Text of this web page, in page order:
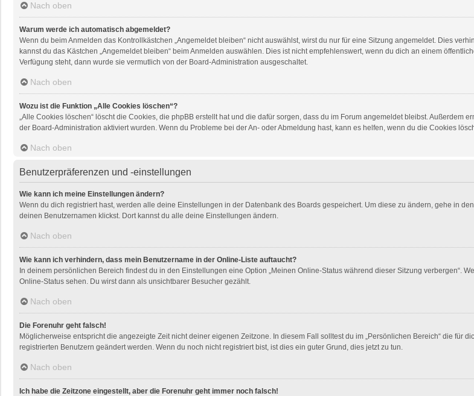
Nach oben
Warum werde ich automatisch abgemeldet?
Wenn du beim Anmelden das Kontrollkästchen „Angemeldet bleiben“ nicht auswählst, wirst du nur für eine Sitzung angemeldet. Dies
kannst du das Kästchen „Angemeldet bleiben“ beim Anmelden auswählen. Dies ist nicht empfehlenswert, wenn du dich an einem
Verfügung steht, dann wurde sie vermutlich von der Board-Administration ausgeschaltet.
Nach oben
Wozu ist die Funktion „Alle Cookies löschen“?
„Alle Cookies löschen“ löscht die Cookies, die phpBB erstellt hat und die dafür sorgen, dass du im Forum angemeldet bleibst. Außerdem
der Board-Administration aktiviert wurden. Wenn du Probleme bei der An- oder Abmeldung hast, kann es helfen, wenn du die Cookies
Nach oben
Benutzerpräferenzen und -einstellungen
Wie kann ich meine Einstellungen ändern?
Wenn du dich registriert hast, werden alle deine Einstellungen in der Datenbank des Boards gespeichert. Um diese zu ändern, gehe in
deinen Benutzernamen klickst. Dort kannst du alle deine Einstellungen ändern.
Nach oben
Wie kann ich verhindern, dass mein Benutzername in der Online-Liste auftaucht?
In deinem persönlichen Bereich findest du in den Einstellungen eine Option „Meinen Online-Status während dieser Sitzung verbergen“.
Online-Status sehen. Du wirst dann als unsichtbarer Besucher gezählt.
Nach oben
Die Forenuhr geht falsch!
Möglicherweise entspricht die angezeigte Zeit nicht deiner eigenen Zeitzone. In diesem Fall solltest du im „Persönlichen Bereich“ die für
registrierten Benutzern geändert werden. Wenn du noch nicht registriert bist, ist dies ein guter Grund, dies jetzt zu tun.
Nach oben
Ich habe die Zeitzone eingestellt, aber die Forenuhr geht immer noch falsch!